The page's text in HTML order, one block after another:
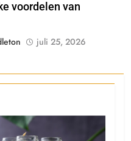
voordelen van
juli 25, 2026